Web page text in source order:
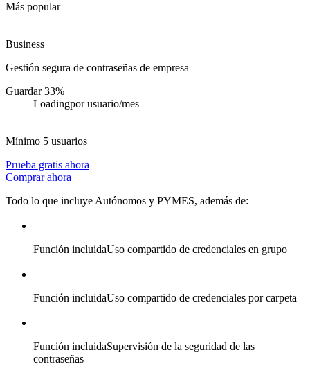
Más popular
Business
Gestión segura de contraseñas de empresa
Guardar 33%
Loadingpor usuario/mes
Mínimo 5 usuarios
Prueba gratis ahora
Comprar ahora
Todo lo que incluye Autónomos y PYMES, además de:
Función incluidaUso compartido de credenciales en grupo
Función incluidaUso compartido de credenciales por carpeta
Función incluidaSupervisión de la seguridad de las
contraseñas